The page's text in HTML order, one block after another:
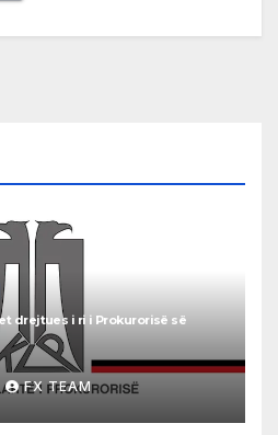
drejtues i ri i Prokurorisë së
FX TEAM